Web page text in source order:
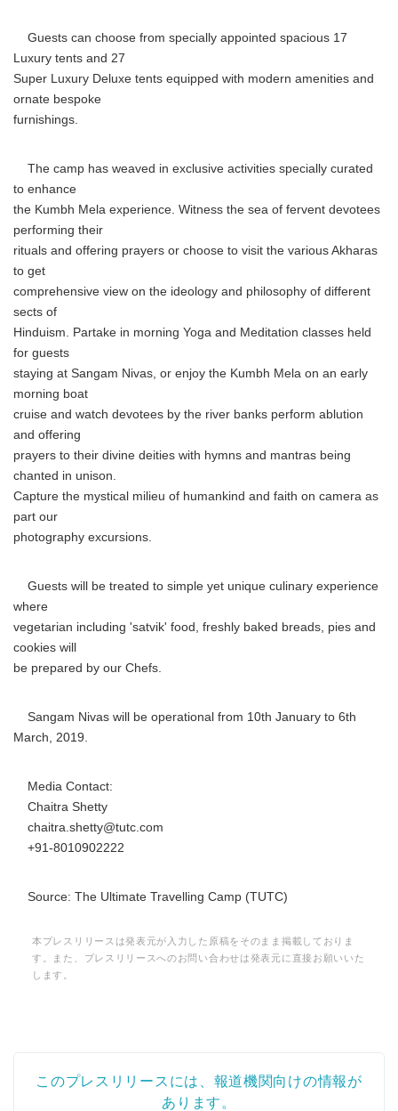
Guests can choose from specially appointed spacious 17
Luxury tents and 27
Super Luxury Deluxe tents equipped with modern amenities and
ornate bespoke
furnishings.
The camp has weaved in exclusive activities specially curated
to enhance
the Kumbh Mela experience. Witness the sea of fervent devotees
performing their
rituals and offering prayers or choose to visit the various Akharas
to get
comprehensive view on the ideology and philosophy of different
sects of
Hinduism. Partake in morning Yoga and Meditation classes held
for guests
staying at Sangam Nivas, or enjoy the Kumbh Mela on an early
morning boat
cruise and watch devotees by the river banks perform ablution
and offering
prayers to their divine deities with hymns and mantras being
chanted in unison.
Capture the mystical milieu of humankind and faith on camera as
part our
photography excursions.
Guests will be treated to simple yet unique culinary experience
where
vegetarian including 'satvik' food, freshly baked breads, pies and
cookies will
be prepared by our Chefs.
Sangam Nivas will be operational from 10th January to 6th
March, 2019.
Media Contact:
Chaitra Shetty
chaitra.shetty@tutc.com
+91-8010902222
Source: The Ultimate Travelling Camp (TUTC)
本プレスリリースは発表元が入力した原稿をそのまま掲載しておりま
す。また、プレスリリースへのお問い合わせは発表元に直接お願いいた
します。
このプレスリリースには、報道機関向けの情報が
あります。